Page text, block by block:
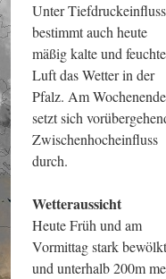
Unter Tiefdruckeinfluss
bestimmt auch heute
mäßig kalte und feuchte
Luft das Wetter in der
Pfalz. Am Wochenende
setzt sich
Zwischenhocheinfluss
durch.
Wetteraussicht
Heute Früh und am
Vormittag stark bewölkt
und unterhalb 200m